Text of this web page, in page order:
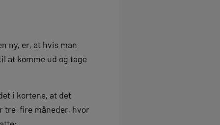
ny, er, at hvis man
at komme ud og tage
i kortene, at det
tre-fire måneder, hvor